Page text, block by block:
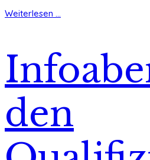
Weiterlesen ...
den